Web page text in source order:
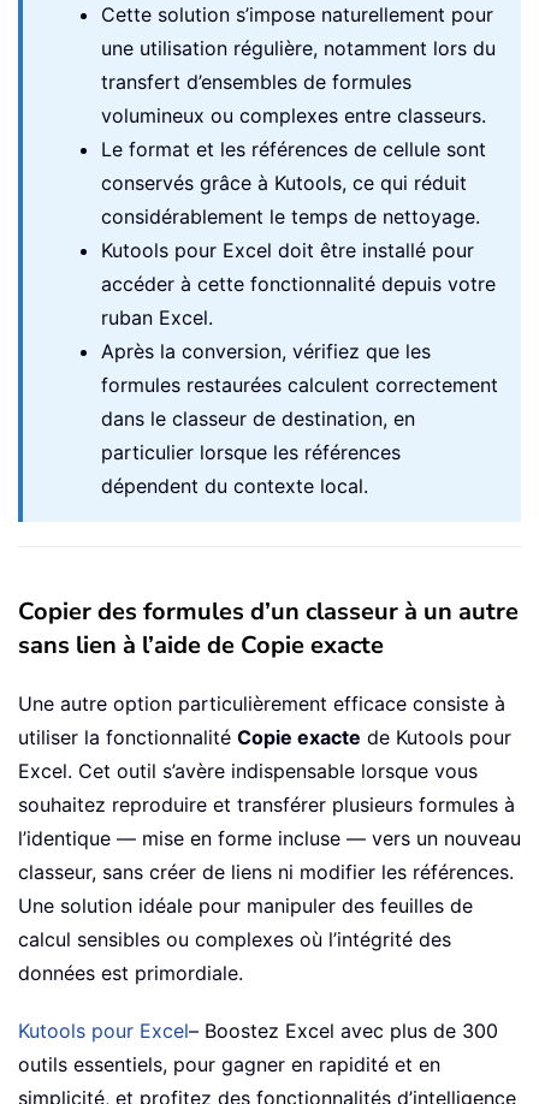
Cette solution s’impose naturellement pour
une utilisation régulière, notamment lors du
transfert d’ensembles de formules
volumineux ou complexes entre classeurs.
Le format et les références de cellule sont
conservés grâce à Kutools, ce qui réduit
considérablement le temps de nettoyage.
Kutools pour Excel doit être installé pour
accéder à cette fonctionnalité depuis votre
ruban Excel.
Après la conversion, vérifiez que les
formules restaurées calculent correctement
dans le classeur de destination, en
particulier lorsque les références
dépendent du contexte local.
Copier des formules d’un classeur à un autre
sans lien à l’aide de Copie exacte
Une autre option particulièrement efficace consiste à
utiliser la fonctionnalité Copie exacte de Kutools pour
Excel. Cet outil s’avère indispensable lorsque vous
souhaitez reproduire et transférer plusieurs formules à
l’identique — mise en forme incluse — vers un nouveau
classeur, sans créer de liens ni modifier les références.
Une solution idéale pour manipuler des feuilles de
calcul sensibles ou complexes où l’intégrité des
données est primordiale.
Kutools pour Excel– Boostez Excel avec plus de 300
outils essentiels, pour gagner en rapidité et en
simplicité, et profitez des fonctionnalités d’intelligence